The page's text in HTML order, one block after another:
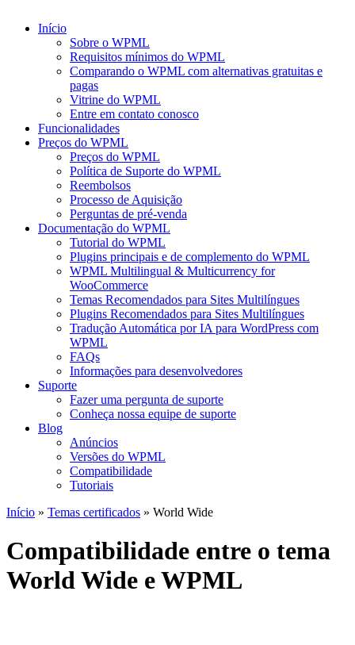
Início
Sobre o WPML
Requisitos mínimos do WPML
Comparando o WPML com alternativas gratuitas e
pagas
Vitrine do WPML
Entre em contato conosco
Funcionalidades
Preços do WPML
Preços do WPML
Política de Suporte do WPML
Reembolsos
Processo de Aquisição
Perguntas de pré-venda
Documentação do WPML
Tutorial do WPML
Plugins principais e de complemento do WPML
WPML Multilingual & Multicurrency for
WooCommerce
Temas Recomendados para Sites Multilíngues
Plugins Recomendados para Sites Multilíngues
Tradução Automática por IA para WordPress com
WPML
FAQs
Informações para desenvolvedores
Suporte
Fazer uma pergunta de suporte
Conheça nossa equipe de suporte
Blog
Anúncios
Versões do WPML
Compatibilidade
Tutoriais
Início » Temas certificados » World Wide
Compatibilidade entre o tema
World Wide e WPML